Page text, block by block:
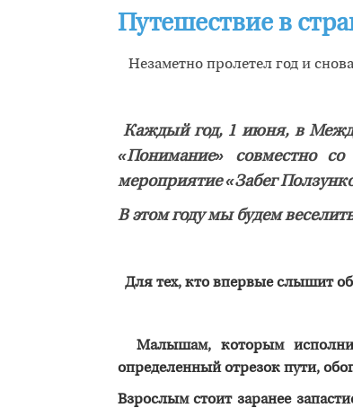
Путешествие в
Незаметно пролетел год и
Каждый год, 1 июня, в
«Понимание» совместно
мероприятие «Забег
В этом году мы будем
Для тех, кто впервые слышит
Малышам, которым
определенный отрезок пути,
Взрослым стоит заранее